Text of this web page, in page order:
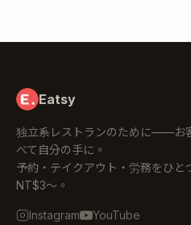
Eatsy
独立系レストランのために——お
べて自分の手に。
予約・テイクアウト・労務をひと
NT$3〜。
Instagram YouTube